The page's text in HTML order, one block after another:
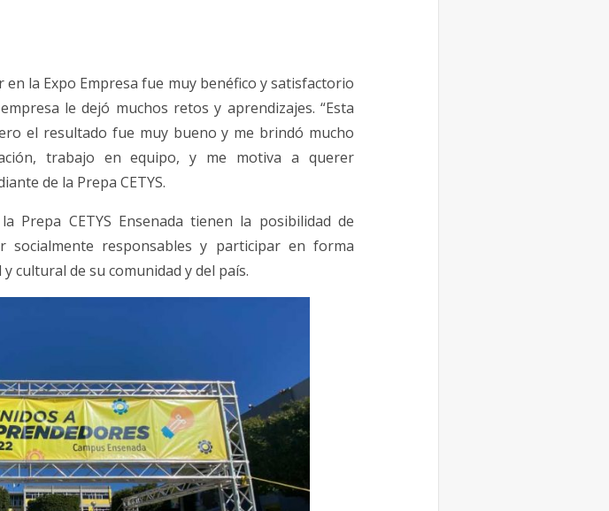
en la Expo Empresa fue muy benéfico y satisfactorio
le dejó muchos retos y aprendizajes. “Esta
el resultado fue muy bueno y me brindó mucho
trabajo en equipo, y me motiva a querer
de la Prepa CETYS.
Prepa CETYS Ensenada tienen la posibilidad de
responsables y participar en forma
cultural de su comunidad y del país.